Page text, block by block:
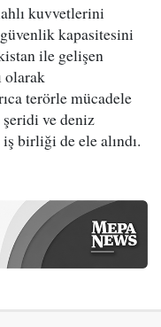
kuvvetlerini
kapasitesini
ile gelişen
olarak
terörle mücadele
ve deniz
birliği de ele alındı.